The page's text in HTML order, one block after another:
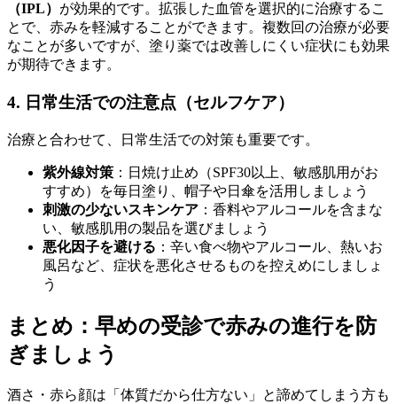
（IPL） が効果的です。拡張した血管を選択的に治療するこ
とで、赤みを軽減することができます。複数回の治療が必要
なことが多いですが、塗り薬では改善しにくい症状にも効果
が期待できます。
4. 日常生活での注意点（セルフケア）
治療と合わせて、日常生活での対策も重要です。
紫外線対策 ：日焼け止め（SPF30以上、敏感肌用がお
すすめ）を毎日塗り、帽子や日傘を活用しましょう
刺激の少ないスキンケア ：香料やアルコールを含まな
い、敏感肌用の製品を選びましょう
悪化因子を避ける ：辛い食べ物やアルコール、熱いお
風呂など、症状を悪化させるものを控えめにしましょ
う
まとめ：早めの受診で赤みの進行を防
ぎましょう
酒さ・赤ら顔は「体質だから仕方ない」と諦めてしまう方も